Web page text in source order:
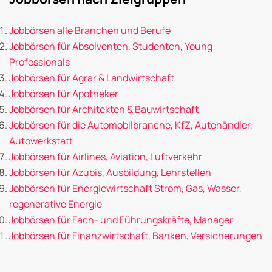
Jobbörsen alle Branchen und Berufe
Jobbörsen für Absolventen, Studenten, Young
Professionals
Jobbörsen für Agrar & Landwirtschaft
Jobbörsen für Apotheker
Jobbörsen für Architekten & Bauwirtschaft
Jobbörsen für die Automobilbranche, KfZ, Autohändler,
Autowerkstatt
Jobbörsen für Airlines, Aviation, Luftverkehr
Jobbörsen für Azubis, Ausbildung, Lehrstellen
Jobbörsen für Energiewirtschaft Strom, Gas, Wasser,
regenerative Energie
Jobbörsen für Fach- und Führungskräfte, Manager
Jobbörsen für Finanzwirtschaft, Banken, Versicherungen